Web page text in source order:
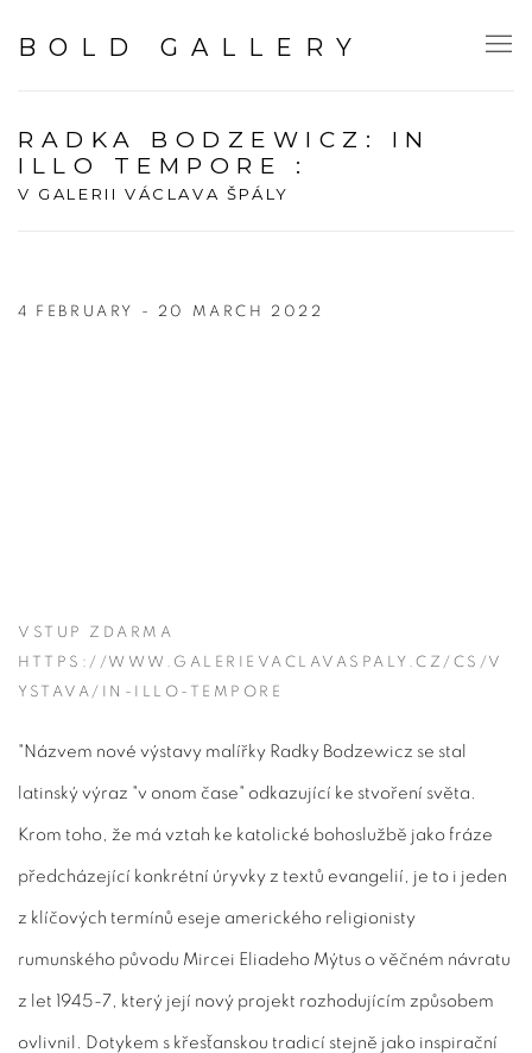
BOLD GALLERY
RADKA BODZEWICZ: IN
ILLO TEMPORE :
V GALERII VÁCLAVA ŠPÁLY
4 FEBRUARY - 20 MARCH 2022
VSTUP ZDARMA
HTTPS://WWW.GALERIEVACLAVASPALY.CZ/CS/V
YSTAVA/IN-ILLO-TEMPORE
"Názvem nové výstavy malířky Radky Bodzewicz se stal
latinský výraz "v onom čase" odkazující ke stvoření světa.
Krom toho, že má vztah ke katolické bohoslužbě jako fráze
předcházející konkrétní úryvky z textů evangelií, je to i jeden
z klíčových termínů eseje amerického religionisty
rumunského původu Mircei Eliadeho Mýtus o věčném návratu
z let 1945-7, který její nový projekt rozhodujícím způsobem
ovlivnil. Dotykem s křesťanskou tradicí stejně jako inspirační